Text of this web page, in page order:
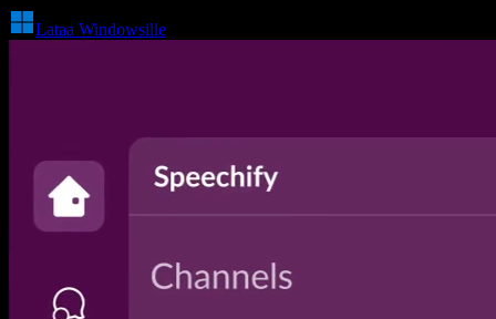
Lataa Windowsille